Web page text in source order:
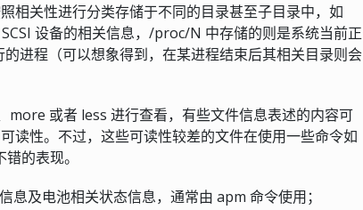
相关性进行分类存储于不同的目录甚至子目录中，如
设备的相关信息，/proc/N 中存储的则是系统当前正
进程（可以想象得到，在某进程结束后其相关目录则会
more 或者 less 进行查看，有些文件信息表述的内容可
读性。不过，这些可读性较差的文件在使用一些命令如
的表现。
及电池相关状态信息，通常由 apm 命令使用；